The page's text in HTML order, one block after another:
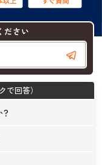
ださい